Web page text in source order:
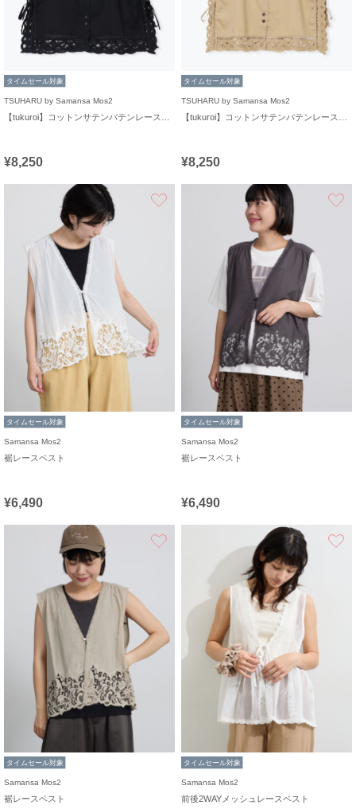
タイムセール対象
TSUHARU by Samansa Mos2
¥8,250
タイムセール対象
TSUHARU by Samansa Mos2
¥8,250
タイムセール対象
Samansa Mos2
裾レースベスト
¥6,490
タイムセール対象
Samansa Mos2
裾レースベスト
¥6,490
タイムセール対象
Samansa Mos2
裾レースベスト
タイムセール対象
Samansa Mos2
前後2WAYメッシュレースベスト